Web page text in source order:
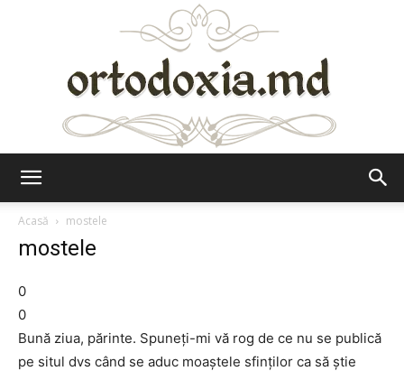
Acasă
mostele
mostele
0
0
Bună ziua, părinte. Spuneţi-mi vă rog de ce nu se publică
pe situl dvs când se aduc moaştele sfinţilor ca să ştie